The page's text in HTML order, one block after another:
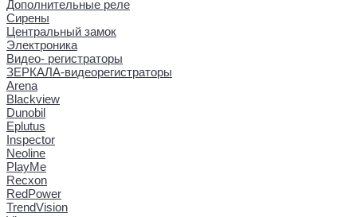
Дополнительные реле
Сирены
Центральный замок
Электроника
Видео- регистраторы
ЗЕРКАЛА-видеорегистраторы
Arena
Blackview
Dunobil
Eplutus
Inspector
Neoline
PlayMe
Recxon
RedPower
TrendVision